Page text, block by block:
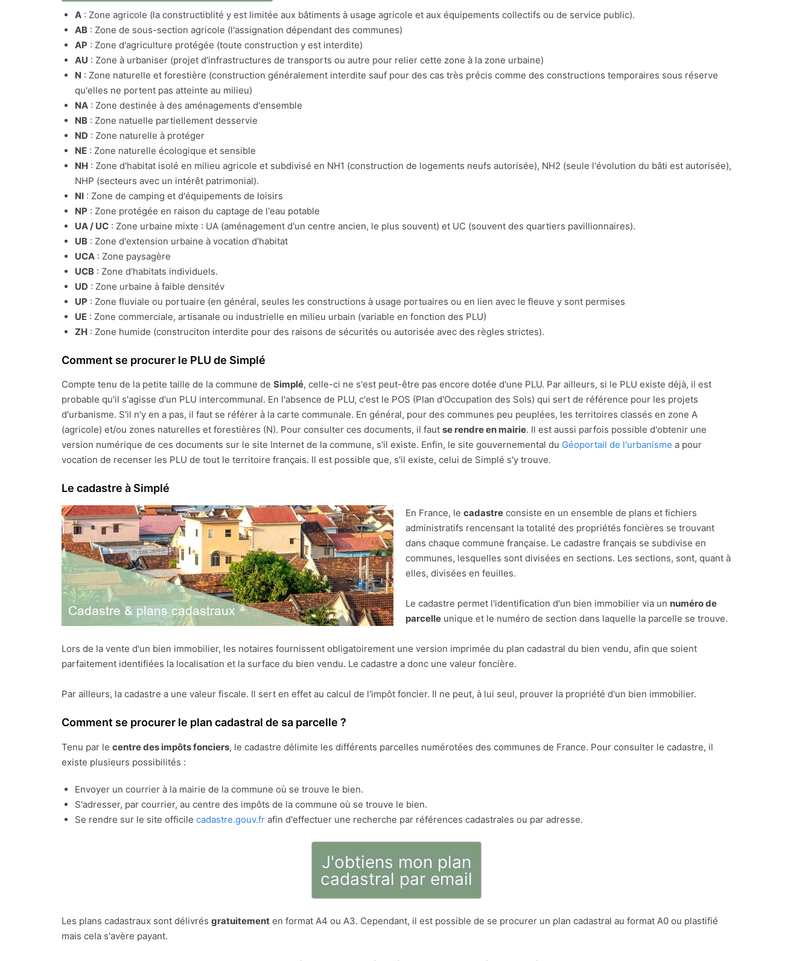
A : Zone agricole (la constructiblité y est limitée aux bâtiments à usage agricole et aux équipements collectifs ou de service public).
AB : Zone de sous-section agricole (l'assignation dépendant des communes)
AP : Zone d'agriculture protégée (toute construction y est interdite)
AU : Zone à urbaniser (projet d'infrastructures de transports ou autre pour relier cette zone à la zone urbaine)
N : Zone naturelle et forestière (construction généralement interdite sauf pour des cas très précis comme des constructions temporaires sous réserve
qu'elles ne portent pas atteinte au milieu)
NA : Zone destinée à des aménagements d'ensemble
NB : Zone natuelle partiellement desservie
ND : Zone naturelle à protéger
NE : Zone naturelle écologique et sensible
NH : Zone d'habitat isolé en milieu agricole et subdivisé en NH1 (construction de logements neufs autorisée), NH2 (seule l'évolution du bâti est autorisée),
NHP (secteurs avec un intérêt patrimonial).
NI : Zone de camping et d'équipements de loisirs
NP : Zone protégée en raison du captage de l'eau potable
UA / UC : Zone urbaine mixte : UA (aménagement d'un centre ancien, le plus souvent) et UC (souvent des quartiers pavillionnaires).
UB : Zone d'extension urbaine à vocation d'habitat
UCA : Zone paysagère
UCB : Zone d'habitats individuels.
UD : Zone urbaine à faible densitév
UP : Zone fluviale ou portuaire (en général, seules les constructions à usage portuaires ou en lien avec le fleuve y sont permises
UE : Zone commerciale, artisanale ou industrielle en milieu urbain (variable en fonction des PLU)
ZH : Zone humide (construciton interdite pour des raisons de sécurités ou autorisée avec des règles strictes).
Comment se procurer le PLU de Simplé
Compte tenu de la petite taille de la commune de Simplé, celle-ci ne s'est peut-être pas encore dotée d'une PLU. Par ailleurs, si le PLU existe déjà, il est
probable qu'il s'agisse d'un PLU intercommunal. En l'absence de PLU, c'est le POS (Plan d'Occupation des Sols) qui sert de référence pour les projets
d'urbanisme. S'il n'y en a pas, il faut se référer à la carte communale. En général, pour des communes peu peuplées, les territoires classés en zone A
(agricole) et/ou zones naturelles et forestières (N). Pour consulter ces documents, il faut se rendre en mairie. Il est aussi parfois possible d'obtenir une
version numérique de ces documents sur le site Internet de la commune, s'il existe. Enfin, le site gouvernemental du Géoportail de l'urbanisme a pour
vocation de recenser les PLU de tout le territoire français. Il est possible que, s'il existe, celui de Simplé s'y trouve.
Le cadastre à Simplé
En France, le cadastre consiste en un ensemble de plans et fichiers
administratifs rencensant la totalité des propriétés foncières se trouvant
dans chaque commune française. Le cadastre français se subdivise en
communes, lesquelles sont divisées en sections. Les sections, sont, quant à
elles, divisées en feuilles.
Le cadastre permet l'identification d'un bien immobilier via un numéro de
parcelle unique et le numéro de section dans laquelle la parcelle se trouve.
Lors de la vente d'un bien immobilier, les notaires fournissent obligatoirement une version imprimée du plan cadastral du bien vendu, afin que soient
parfaitement identifiées la localisation et la surface du bien vendu. Le cadastre a donc une valeur foncière.
Par ailleurs, la cadastre a une valeur fiscale. Il sert en effet au calcul de l'impôt foncier. Il ne peut, à lui seul, prouver la propriété d'un bien immobilier.
Comment se procurer le plan cadastral de sa parcelle ?
Tenu par le centre des impôts fonciers, le cadastre délimite les différents parcelles numérotées des communes de France. Pour consulter le cadastre, il
existe plusieurs possibilités :
Envoyer un courrier à la mairie de la commune où se trouve le bien.
S'adresser, par courrier, au centre des impôts de la commune où se trouve le bien.
Se rendre sur le site officile cadastre.gouv.fr afin d'effectuer une recherche par références cadastrales ou par adresse.
J'obtiens mon plan
cadastral par email
Les plans cadastraux sont délivrés gratuitement en format A4 ou A3. Cependant, il est possible de se procurer un plan cadastral au format A0 ou plastifié
mais cela s'avère payant.